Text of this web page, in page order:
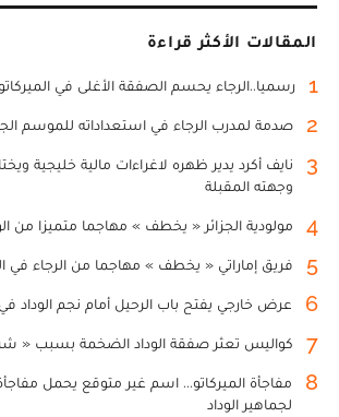
المقالات الأكثر قراءة
1 رسميا..الرجاء يحسم الصفقة الأغلى في
2 صدمة لمدرب الرجاء في استعداداته للموسم
3
نايف أكرد يدير ظهره لاغراءات مالية خليجية
وجهته المقبلة
4 مولودية الجزائر « يخطف » مهاجما متميزا من
5 فريق إماراتي « يخطف » مهاجما من الرجاء في
6 عرض خارجي يفتح باب الرحيل أمام نجم الوداد
7 كواليس تعثر صفقة الوداد الضخمة بسبب «
8
مفاجأة الميركاتو... اسم غير متوقع يحمل
لجماهير الوداد